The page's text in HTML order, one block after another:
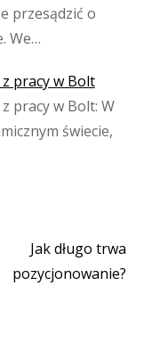
przesądzić o
We…
pracy w Bolt
pracy w Bolt: W
świecie,
Jak długo trwa
pozycjonowanie?